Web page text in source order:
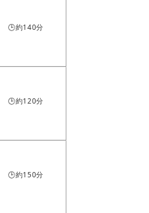
🕒約140分
🕒約120分
🕒約150分